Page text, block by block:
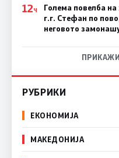
12Ч
Голема повелба
г.г. Стефан по
неговото
РУБРИКИ
ЕКОНОМИЈА
МАКЕДОНИЈА